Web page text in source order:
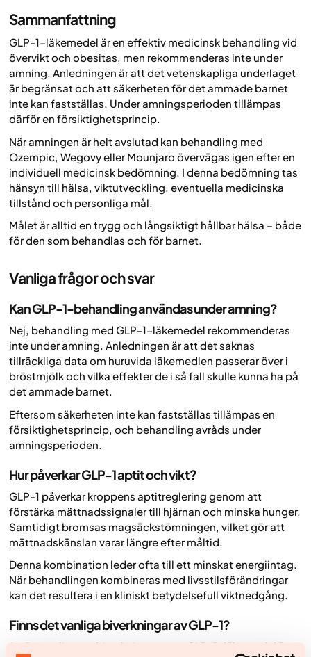
Sammanfattning
GLP-1-läkemedel är en effektiv medicinsk behandling vid
övervikt och obesitas, men rekommenderas inte under
amning. Anledningen är att det vetenskapliga underlaget
är begränsat och att säkerheten för det ammade barnet
inte kan fastställas. Under amningsperioden tillämpas
därför en försiktighetsprincip.
När amningen är helt avslutad kan behandling med
Ozempic, Wegovy eller Mounjaro övervägas igen efter en
individuell medicinsk bedömning. I denna bedömning tas
hänsyn till hälsa, viktutveckling, eventuella medicinska
tillstånd och personliga mål.
Målet är alltid en trygg och långsiktigt hållbar hälsa – både
för den som behandlas och för barnet.
Vanliga frågor och svar
Kan GLP-1-behandling användas under amning?
Nej, behandling med GLP-1-läkemedel rekommenderas
inte under amning. Anledningen är att det saknas
tillräckliga data om huruvida läkemedlen passerar över i
bröstmjölk och vilka effekter de i så fall skulle kunna ha på
det ammade barnet.
Eftersom säkerheten inte kan fastställas tillämpas en
försiktighetsprincip, och behandling avråds under
amningsperioden.
Hur påverkar GLP-1 aptit och vikt?
GLP-1 påverkar kroppens aptitreglering genom att
förstärka mättnadssignaler till hjärnan och minska hunger.
Samtidigt bromsas magsäckstömningen, vilket gör att
mättnadskänslan varar längre efter måltid.
Denna kombination leder ofta till ett minskat energiintag.
När behandlingen kombineras med livsstilsförändringar
kan det resultera i en kliniskt betydelsefull viktnedgång.
Finns det vanliga biverkningar av GLP-1?
Ja. De vanligaste biverkningarna av GLP-1-läkemedel är